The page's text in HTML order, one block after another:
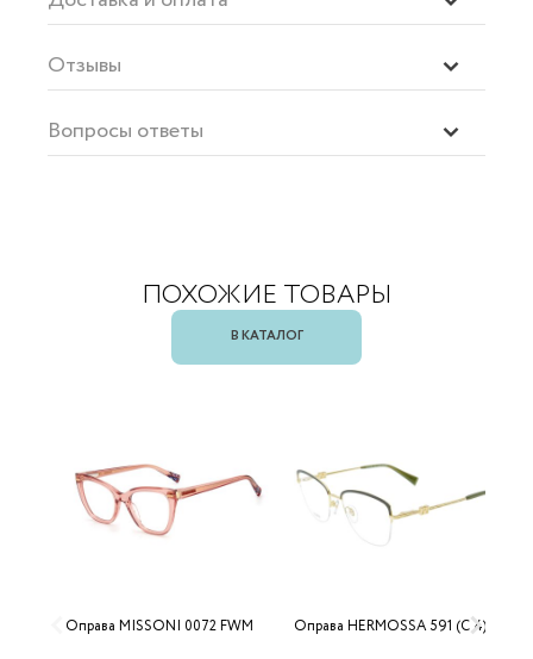
Отзывы
Вопросы ответы
ПОХОЖИЕ ТОВАРЫ
В КАТАЛОГ
Оправа MISSONI 0072 FWM Оправа HERMOSSA 591 (C 4)